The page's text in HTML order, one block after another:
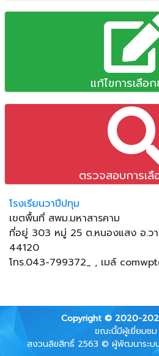
แก้ไขการเลือ
ตรวจสอบการเ
โรงเรียนวาปีปทุม
เขตพื้นที่ สพม.มหาสารคาม
ที่อยู่ 303 หมู่ 25 ต.หนองแสง อ.ว
44120
โทร.043-799372_ , เมล์
Copyright © 2020-
ขณะนี้มีผู้เยี่ยมช
สงวนลิขสิทธิ์ 2563 © ผู้พัฒนาระบ